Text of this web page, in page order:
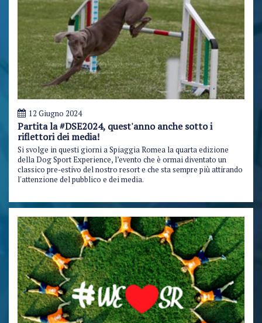
12 Giugno 2024
Partita la #DSE2024, quest'anno anche sotto i
riflettori dei media!
Si svolge in questi giorni a Spiaggia Romea la quarta edizione
della Dog Sport Experience, l’evento che è ormai diventato un
classico pre-estivo del nostro resort e che sta sempre più attirando
l'attenzione del pubblico e dei media.